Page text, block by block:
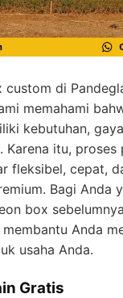
custom di
memahami
kebutuhan,
Karena itu, proses
fleksibel, cepat,
Bagi Anda
box
Anda
usaha Anda.
Gratis